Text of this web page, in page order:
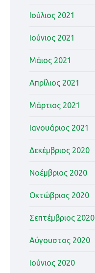
Ιούλιος 2021
Ιούνιος 2021
Μάιος 2021
Απρίλιος 2021
Μάρτιος 2021
Ιανουάριος 2021
Δεκέμβριος 2020
Νοέμβριος 2020
Οκτώβριος 2020
Σεπτέμβριος 2020
Αύγουστος 2020
Ιούνιος 2020